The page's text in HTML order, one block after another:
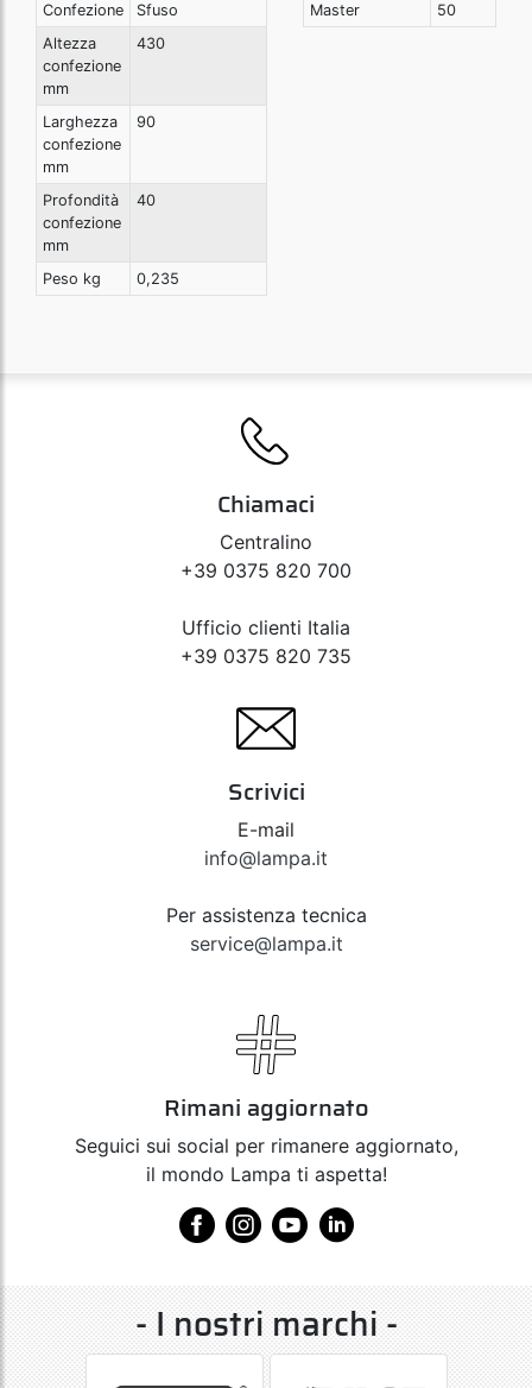
Confezione
Sfuso
Altezza
confezione
mm
430
Larghezza
confezione
mm
90
Profondità
confezione
mm
40
Peso kg 0,235
Master 50
Chiamaci
Centralino
+39 0375 820 700
Ufficio clienti Italia
+39 0375 820 735
Scrivici
E-mail
info@lampa.it
Per assistenza tecnica
service@lampa.it
Rimani aggiornato
Seguici sui social per rimanere aggiornato,
il mondo Lampa ti aspetta!
- I nostri marchi -